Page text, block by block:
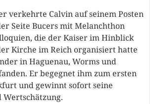
verkehrte Calvin auf seinem Posten
Seite Bucers mit Melanchthon
die der Kaiser im Hinblick
Kirche im Reich organisiert hatte
in Haguenau, Worms und
Er begegnet ihm zum ersten
und gewinnt sofort seine